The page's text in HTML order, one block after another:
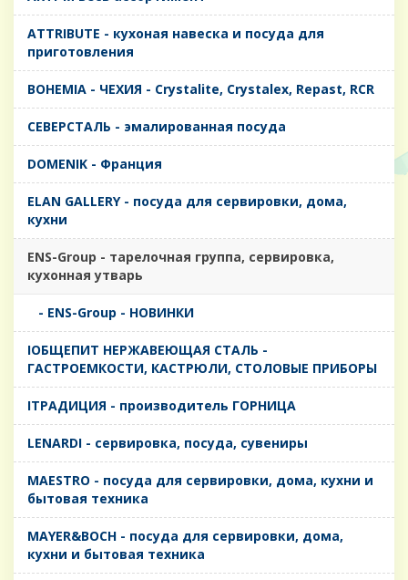
ATTRIBUTE - кухоная навеска и посуда для
приготовления
BOHEMIA - ЧЕХИЯ - Crystalite, Crystalex, Repast, RCR
CЕВЕРСТАЛЬ - эмалированная посуда
DOMENIK - Франция
ELAN GALLERY - посуда для сервировки, дома,
кухни
ENS-Group - тарелочная группа, сервировка,
кухонная утварь
- ENS-Group - НОВИНКИ
IОБЩЕПИТ НЕРЖАВЕЮЩАЯ СТАЛЬ -
ГАСТРОЕМКОСТИ, КАСТРЮЛИ, СТОЛОВЫЕ ПРИБОРЫ
IТРАДИЦИЯ - производитель ГОРНИЦА
LENARDI - сервировка, посуда, сувениры
MAESTRO - посуда для сервировки, дома, кухни и
бытовая техника
MAYER&BOCH - посуда для сервировки, дома,
кухни и бытовая техника